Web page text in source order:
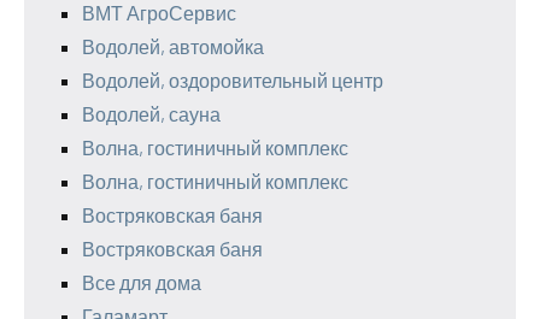
ВМТ АгроСервис
Водолей, автомойка
Водолей, оздоровительный центр
Водолей, сауна
Волна, гостиничный комплекс
Волна, гостиничный комплекс
Востряковская баня
Востряковская баня
Все для дома